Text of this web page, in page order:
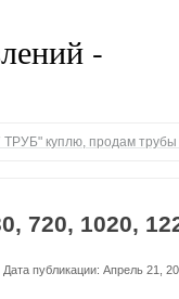
ТРУБ" куплю, продам
720, 1020,
Дата публикации: Апрель 21,